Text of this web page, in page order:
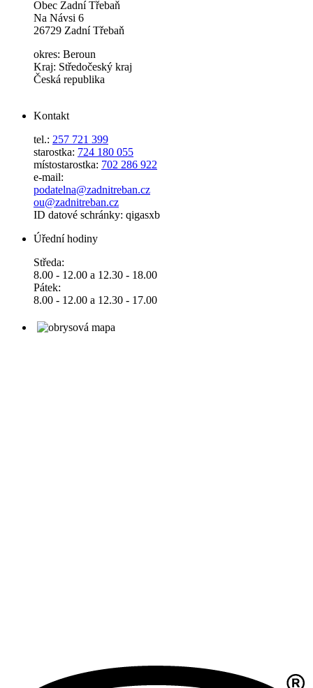
Obec Zadní Třebaň
Na Návsi 6
26729 Zadní Třebaň
okres: Beroun
Kraj: Středočeský kraj
Česká republika
Kontakt
tel.: 257 721 399
starostka: 724 180 055
místostarostka: 702 286 922
e-mail:
podatelna@zadnitreban.cz
ou@zadnitreban.cz
ID datové schránky: qigasxb
Úřední hodiny
Středa:
8.00 - 12.00 a 12.30 - 18.00
Pátek:
8.00 - 12.00 a 12.30 - 17.00